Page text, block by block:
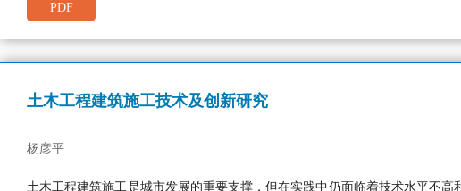
PDF
土木工程建筑施工技术及创新研究
杨彦平
土木工程建筑施工是城市发展的重要支撑，但在实践中仍面临着技术水平不